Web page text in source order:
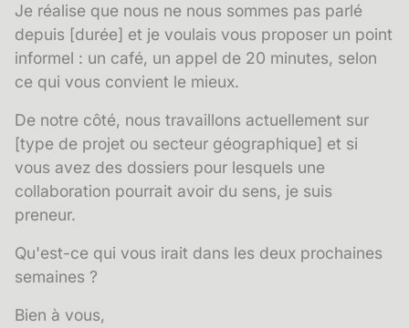
Je réalise que nous ne nous sommes pas parlé
depuis [durée] et je voulais vous proposer un point
informel : un café, un appel de 20 minutes, selon
ce qui vous convient le mieux.
De notre côté, nous travaillons actuellement sur
[type de projet ou secteur géographique] et si
vous avez des dossiers pour lesquels une
collaboration pourrait avoir du sens, je suis
preneur.
Qu'est-ce qui vous irait dans les deux prochaines
semaines ?
Bien à vous,